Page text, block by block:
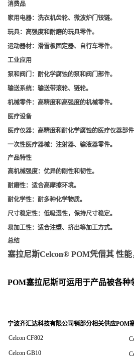
消费品
家用电器：洗衣机齿轮、微波炉门铰链。
玩具：高强度和耐磨的玩具零件。
运动器材：滑雪板固定器、自行车零件。
工业应用
泵和阀门 ：耐化学腐蚀的泵和阀门部件。
输送系统：输送带滚轮、链轮。
机械零件：高精度和高强度的机械零件。
医疗设备
医疗仪器：高精度和耐化学腐蚀的医疗仪器部件
一次性医疗器械：注射器、输液器零件。
产品特性
高机械强度：优异的刚性和韧性。
耐磨性：适合高摩擦环境。
耐化学性：耐多种化学物质。
尺寸稳定性：低吸湿性，保持尺寸稳定。
易加工性：适合注塑、挤出等加工方式。
总结
塞拉尼斯Celcon® POM凭借其 性
POM塞拉尼斯可运用于产品被各种
宁波齐汇达科技有限公司销部分相关供应POM
Celcon CF802
Celcon GB10